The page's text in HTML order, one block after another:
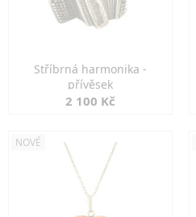
Stříbrná harmonika -
přívěsek
2 100 Kč
NOVÉ